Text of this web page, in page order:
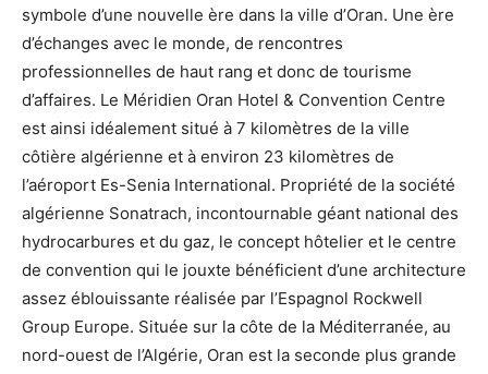
symbole d’une nouvelle ère dans la ville d’Oran. Une ère
d’échanges avec le monde, de rencontres
professionnelles de haut rang et donc de tourisme
d’affaires. Le Méridien Oran Hotel & Convention Centre
est ainsi idéalement situé à 7 kilomètres de la ville
côtière algérienne et à environ 23 kilomètres de
l’aéroport Es-Senia International. Propriété de la société
algérienne Sonatrach, incontournable géant national des
hydrocarbures et du gaz, le concept hôtelier et le centre
de convention qui le jouxte bénéficient d’une architecture
assez éblouissante réalisée par l’Espagnol Rockwell
Group Europe. Située sur la côte de la Méditerranée, au
nord-ouest de l’Algérie, Oran est la seconde plus grande